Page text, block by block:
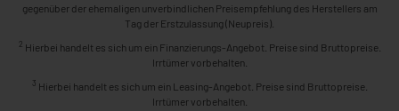
gegenüber der ehemaligen unverbindlichen Preisempfehlung des Herstellers am
Tag der Erstzulassung (Neupreis).
2 Hierbei handelt es sich um ein Finanzierungs-Angebot. Preise sind Bruttopreise.
Irrtümer vorbehalten.
3 Hierbei handelt es sich um ein Leasing-Angebot. Preise sind Bruttopreise.
Irrtümer vorbehalten.